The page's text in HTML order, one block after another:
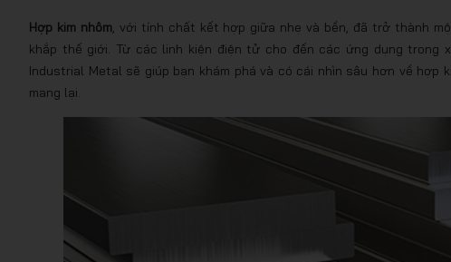
Hợp kim nhôm, với tính chất kết hợp giữa nhẹ và bền, đã trở thành
khắp thế giới. Từ các linh kiện điện tử cho đến các ứng dụng trong
Industrial Metal sẽ giúp bạn khám phá và có cái nhìn sâu hơn về
mang lại.